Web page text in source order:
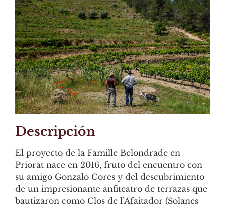
Descripción
El proyecto de la Famille Belondrade en
Priorat nace en 2016, fruto del encuentro con
su amigo Gonzalo Cores y del descubrimiento
de un impresionante anfiteatro de terrazas que
bautizaron como Clos de l’Afaitador (Solanes